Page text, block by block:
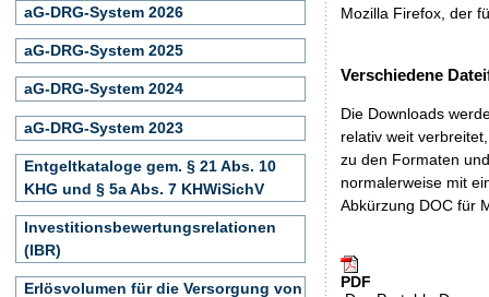
Mozilla Firefox, der
Verschiedene
Die Downloads
relativ weit
zu den Formaten
normalerweise mit
Abkürzung DOC für
PDF
aG-DRG-System 2026
aG-DRG-System 2025
aG-DRG-System 2024
aG-DRG-System 2023
Entgeltkataloge gem. § 21 Abs. 10
KHG und § 5a Abs. 7 KHWiSichV
Investitionsbewertungsrelationen
(IBR)
Erlösvolumen für die Versorgung von